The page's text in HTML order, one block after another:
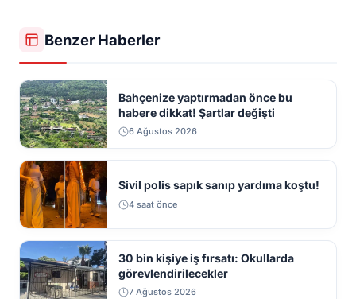
Benzer Haberler
Bahçenize yaptırmadan önce bu
habere dikkat! Şartlar değişti
6 Ağustos 2026
Sivil polis sapık sanıp yardıma koştu!
4 saat önce
30 bin kişiye iş fırsatı: Okullarda
görevlendirilecekler
7 Ağustos 2026